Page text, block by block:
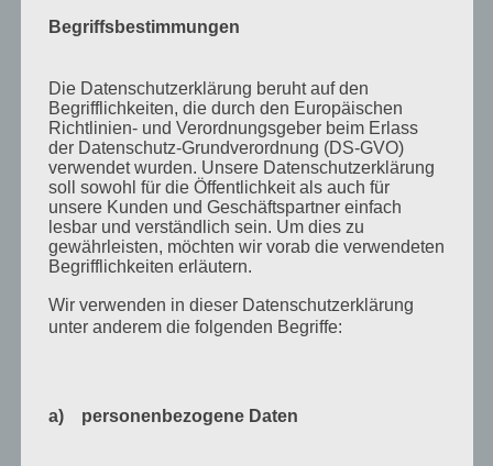
April 2015
August 2014
Juli 2014
Juni 2014
Januar 2014
August 2013
Juli 2013
Juni 2013
April 2013
Begriffsbestimmungen
Die Datenschutzerklärung beruht auf den
Begrifflichkeiten, die durch den Europäischen
Richtlinien- und Verordnungsgeber beim Erlass
der Datenschutz-Grundverordnung (DS-GVO)
verwendet wurden. Unsere Datenschutzerklärung
soll sowohl für die Öffentlichkeit als auch für
unsere Kunden und Geschäftspartner einfach
lesbar und verständlich sein. Um dies zu
gewährleisten, möchten wir vorab die verwendeten
Begrifflichkeiten erläutern.
Wir verwenden in dieser Datenschutzerklärung
unter anderem die folgenden Begriffe:
a) personenbezogene Daten